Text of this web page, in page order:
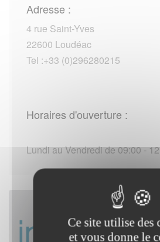
Adresse :
4 rue Saint-Yves
22600 Loudéac
Tel :+33 (0)296280215
Horaires d'ouverture :
Lundi au Vendredi de 09:00 -
Ce site utilise des
et vous donne le